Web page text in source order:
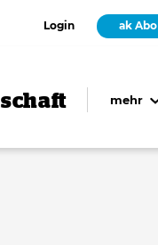
Login ak Abo
mehr